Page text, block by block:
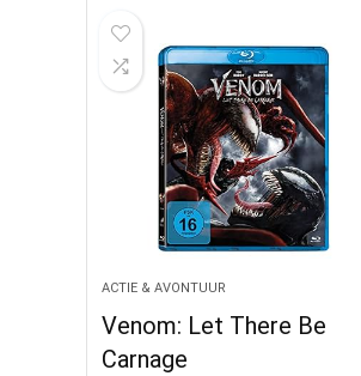
ACTIE & AVONTUUR
Venom: Let There Be
Carnage